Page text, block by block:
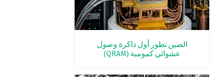
الصين تطور أول ذاكرة وصول
عشوائي كمومية (QRAM)